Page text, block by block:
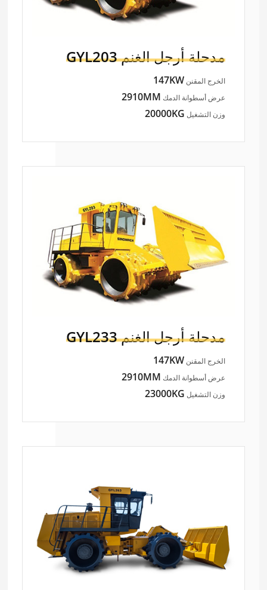
مدحلة أرجل الغنمGYL203
الخرج المقنن147KW
عرض أسطوانة الدمك 2910MM
وزن التشغيل 20000KG
مدحلة أرجل الغنمGYL233
الخرج المقنن147KW
عرض أسطوانة الدمك 2910MM
وزن التشغيل 23000KG